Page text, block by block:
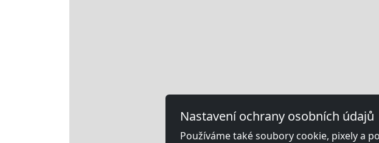
Nastavení ochrany osobních údajů
Používáme také soubory cookie, pixely a